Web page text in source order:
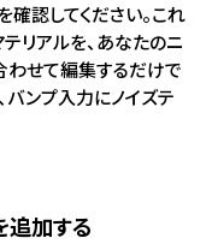
認してください。これ
リアルを、あなたのニ
わせて編集するだけで
バンプ入力にノイズテ
追加する